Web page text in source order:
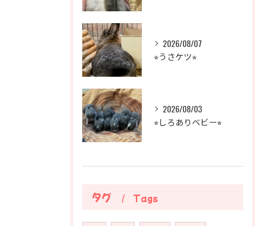
2026/08/07
⭐︎うさケツ⭐︎
2026/08/03
⭐︎しろありベビー⭐︎
タグ Tags